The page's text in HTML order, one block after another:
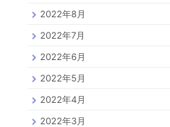
2022年8月
2022年7月
2022年6月
2022年5月
2022年4月
2022年3月